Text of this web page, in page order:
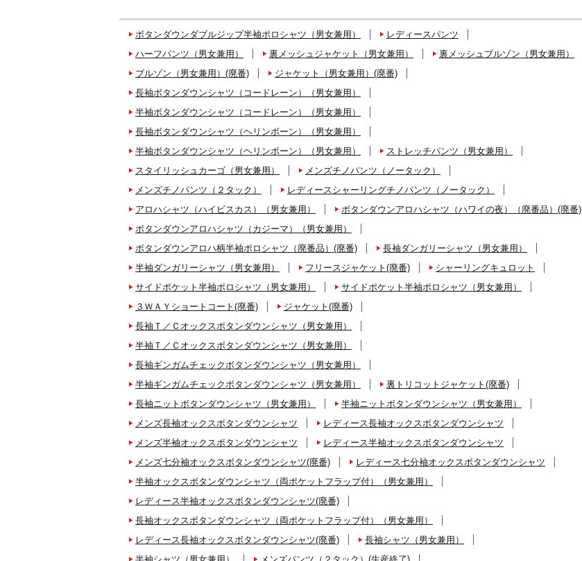
ボタンダウンダブルジップ半袖ポロシャツ（男女兼用）
レディースパンツ
ハーフパンツ（男女兼用）
裏メッシュジャケット（男女兼用）
裏メッシュブルゾン（男女兼用）
ブルゾン（男女兼用）(廃番)
ジャケット（男女兼用）(廃番)
長袖ボタンダウンシャツ（コードレーン）（男女兼用）
半袖ボタンダウンシャツ（コードレーン）（男女兼用）
長袖ボタンダウンシャツ（ヘリンボーン）（男女兼用）
半袖ボタンダウンシャツ（ヘリンボーン）（男女兼用）
ストレッチパンツ（男女兼用）
スタイリッシュカーゴ（男女兼用）
メンズチノパンツ（ノータック）
メンズチノパンツ（２タック）
レディースシャーリングチノパンツ（ノータック）
アロハシャツ（ハイビスカス）（男女兼用）
ボタンダウンアロハシャツ（ハワイの夜）（廃番品）(廃番)
ボタンダウンアロハシャツ（カジーマ）（男女兼用）
ボタンダウンアロハ柄半袖ポロシャツ（廃番品）(廃番)
長袖ダンガリーシャツ（男女兼用）
半袖ダンガリーシャツ（男女兼用）
フリースジャケット(廃番)
シャーリングキュロット
サイドポケット半袖ポロシャツ（男女兼用）
サイドポケット半袖ポロシャツ（男女兼用）
３ＷＡＹショートコート(廃番)
ジャケット(廃番)
長袖Ｔ／Ｃオックスボタンダウンシャツ（男女兼用）
半袖Ｔ／Ｃオックスボタンダウンシャツ（男女兼用）
長袖ギンガムチェックボタンダウンシャツ（男女兼用）
半袖ギンガムチェックボタンダウンシャツ（男女兼用）
裏トリコットジャケット(廃番)
長袖ニットボタンダウンシャツ（男女兼用）
半袖ニットボタンダウンシャツ（男女兼用）
メンズ長袖オックスボタンダウンシャツ
レディース長袖オックスボタンダウンシャツ
メンズ半袖オックスボタンダウンシャツ
レディース半袖オックスボタンダウンシャツ
メンズ七分袖オックスボタンダウンシャツ(廃番)
レディース七分袖オックスボタンダウンシャツ
半袖オックスボタンダウンシャツ（両ポケットフラップ付）（男女兼用）
レディース半袖オックスボタンダウンシャツ(廃番)
長袖オックスボタンダウンシャツ（両ポケットフラップ付）（男女兼用）
レディース長袖オックスボタンダウンシャツ(廃番)
長袖シャツ（男女兼用）